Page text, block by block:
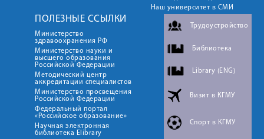
Наш университет в СМИ
ПОЛЕЗНЫЕ ССЫЛКИ
Министерство
здравоохранения РФ
Министерство науки и
высшего образования
Российской Федерации
Методический центр
аккредитации специалистов
Министерство просвещения
Российской Федерации
Федеральный портал
«Российское образование»
Научная электронная
библиотека Elibrary
Трудоустройство
Библиотека
Library (ENG)
Визит в КГМУ
Спорт в КГМУ